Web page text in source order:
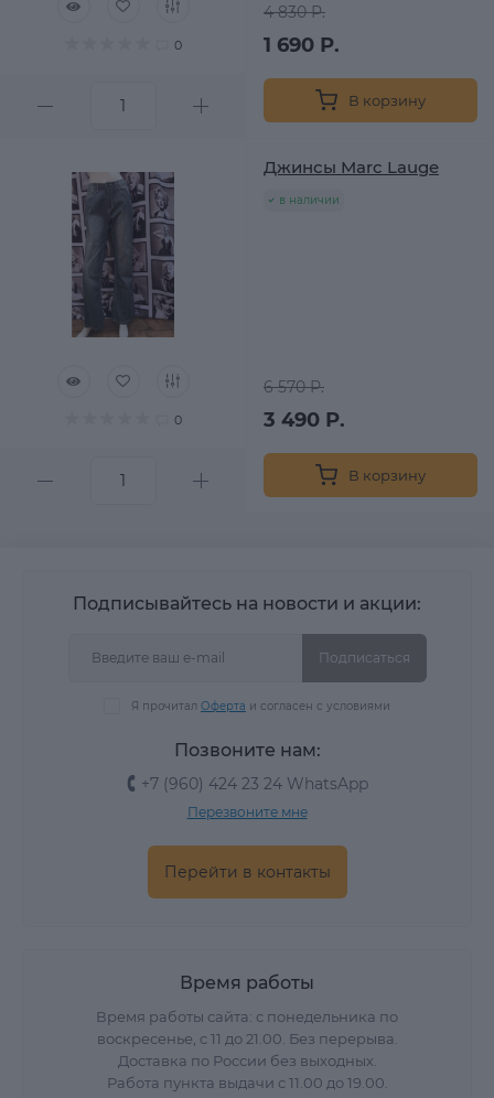
0
4 830 Р.
1 690 Р.
В корзину
0
Джинсы Marc Lauge
в наличии
6 570 Р.
3 490 Р.
В корзину
Подписывайтесь на новости и акции:
Подписаться
Я прочитал Оферта и согласен с условиями
Позвоните нам:
+7 (960) 424 23 24 WhatsApp
Перезвоните мне
Перейти в контакты
Время работы
Время работы сайта: с понедельника по
воскресенье, с 11 до 21.00. Без перерыва.
Доставка по России без выходных.
Работа пункта выдачи с 11.00 до 19.00.